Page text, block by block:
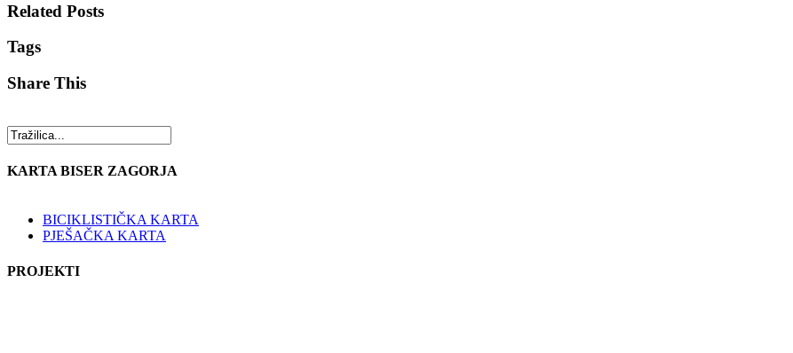
Related Posts
Tags
Share This
KARTA BISER ZAGORJA
BICIKLISTIČKA KARTA
PJEŠAČKA KARTA
PROJEKTI